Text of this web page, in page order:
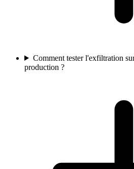
Comment tester l'exfiltration
production ?